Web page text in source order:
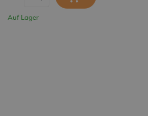
Auf Lager